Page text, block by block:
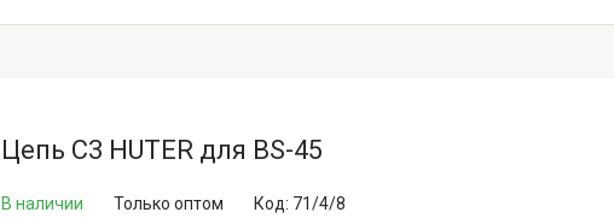
Цепь C3 HUTER для BS-45
В наличии Только оптом Код: 71/4/8